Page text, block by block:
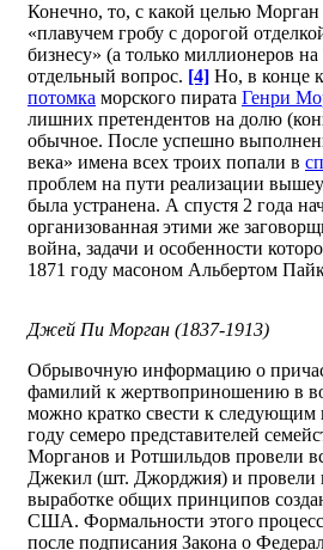
Конечно, то, с какой целью Морган
«плавучем гробу с дорогой
бизнесу» (а только миллионеров
отдельный вопрос. [4] Но, в конце
потомка морского пирата Генри
лишних претендентов на долю
обычное. После успешно
века» имена всех троих попали в
проблем на пути реализации
была устранена. А спустя 2 года
организованная этими же
война, задачи и особенности
1871 году масоном Альбертом
Джей Пи Морган (1837-1913)
Обрывочную информацию о
фамилий к жертвоприношению в
можно кратко свести к следующим
году семеро представителей
Морганов и Ротшильдов провели
Джекил (шт. Джорджия) и провели
выработке общих принципов
США. Формальности этого
после подписания Закона о